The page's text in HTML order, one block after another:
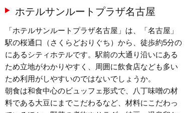
ホテルサンルートプラザ名古屋
「ホテルサンルートプラザ名古屋」は、「名古屋」
駅の桜通口（さくらどおりぐち）から、徒歩約5分の
にあるシティホテルです。駅前の大通り沿いにある
ため立地がわかりやすく、周囲に飲食店なども多い
ため利用がしやすいのではないでしょうか。
朝食は和食中心のビュッフェ形式で、八丁味噌の材
料である大豆にまでこだわるなど、材料にこだわっ